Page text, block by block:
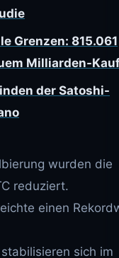
Grenzen: 815.061
Milliarden-
der Satoshi-
wurden die
reduziert.
einen
sich im